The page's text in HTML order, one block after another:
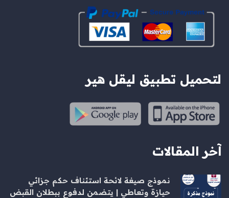
لتحميل تطبيق ليقل هير
آخر المقالات
نموذج صيغة لائحة استئناف حكم جزائي
حيازة وتعاطي | يتضمن لدفوع ببطلان القبض